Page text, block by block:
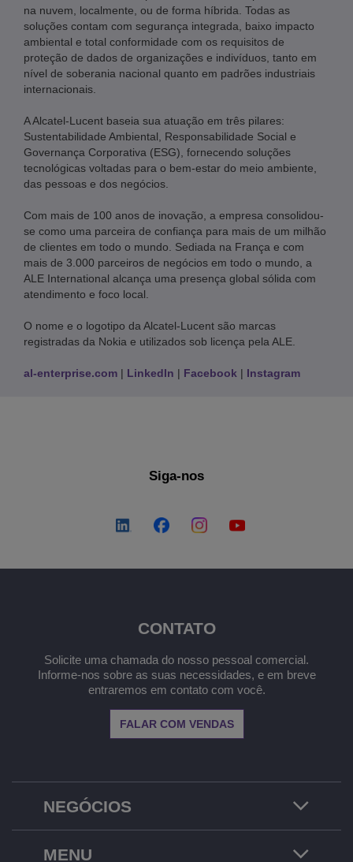
na nuvem, localmente, ou de forma híbrida. Todas as
soluções contam com segurança integrada, baixo impacto
ambiental e total conformidade com os requisitos de
proteção de dados de organizações e indivíduos, tanto em
nível de soberania nacional quanto em padrões industriais
internacionais.
A Alcatel-Lucent baseia sua atuação em três pilares:
Sustentabilidade Ambiental, Responsabilidade Social e
Governança Corporativa (ESG), fornecendo soluções
tecnológicas voltadas para o bem-estar do meio ambiente,
das pessoas e dos negócios.
Com mais de 100 anos de inovação, a empresa consolidou-
se como uma parceira de confiança para mais de um milhão
de clientes em todo o mundo. Sediada na França e com
mais de 3.000 parceiros de negócios em todo o mundo, a
ALE International alcança uma presença global sólida com
atendimento e foco local.
O nome e o logotipo da Alcatel-Lucent são marcas
registradas da Nokia e utilizados sob licença pela ALE.
al-enterprise.com | LinkedIn | Facebook | Instagram
Siga-nos
NEGÓCIOS
CONTATO
Solicite uma chamada do nosso pessoal comercial.
Informe-nos sobre as suas necessidades, e em breve
entraremos em contato com você.
FALAR COM VENDAS
MENU